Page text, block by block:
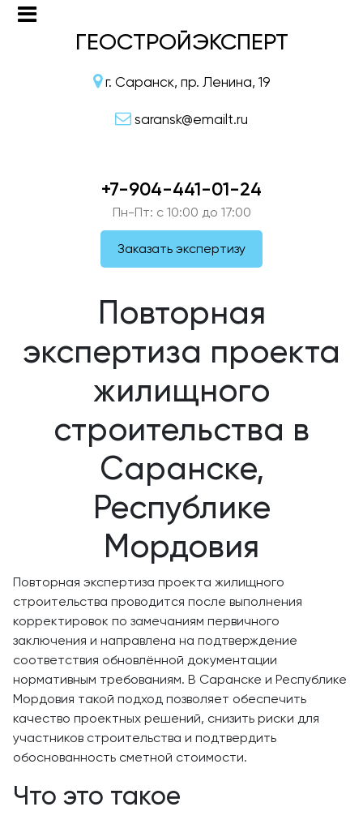
ГЕОСТРОЙЭКСПЕРТ
г. Саранск, пр. Ленина, 19
saransk@emailt.ru
+7-904-441-01-24
Пн-Пт: c 10:00 до 17:00
Заказать экспертизу
Повторная
экспертиза проекта
жилищного
строительства в
Саранске,
Республике
Мордовия
Повторная экспертиза проекта жилищного
строительства проводится после выполнения
корректировок по замечаниям первичного
заключения и направлена на подтверждение
соответствия обновлённой документации
нормативным требованиям. В Саранске и Республике
Мордовия такой подход позволяет обеспечить
качество проектных решений, снизить риски для
участников строительства и подтвердить
обоснованность сметной стоимости.
Что это такое